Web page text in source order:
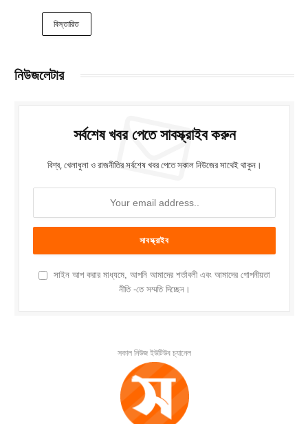
বিস্তারিত
নিউজলেটার
সর্বশেষ খবর পেতে সাবস্ক্রাইব করুন
বিশ্ব, খেলাধুলা ও রাজনীতির সর্বশেষ খবর পেতে সকাল নিউজের সাথেই থাকুন।
সাইন আপ করার মাধ্যমে, আপনি আমাদের শর্তাবলী এবং আমাদের গোপনীয়তা
নীতি -তে সম্মতি দিচ্ছেন।
সকাল নিউজ ইউটিউব চ্যানেল